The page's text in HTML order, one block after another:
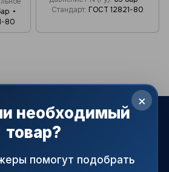
80
Стандарт ГОСТ 12821-80
387-28-27
063 077-69-11
971-98-73
Контакты
×
необходимый
товар?
помогут подобрать